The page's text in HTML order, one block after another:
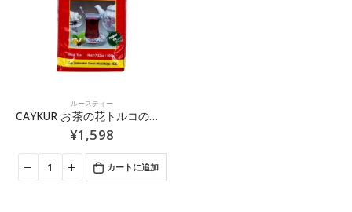
ルースティー
CAYKUR お茶の花トルコの紅茶 500g
¥1,598
カートに追加